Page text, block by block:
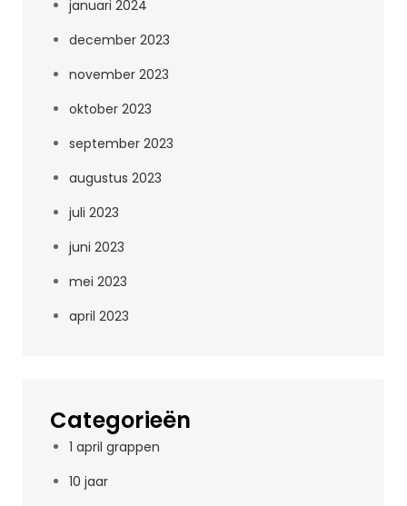
januari 2024
december 2023
november 2023
oktober 2023
september 2023
augustus 2023
juli 2023
juni 2023
mei 2023
april 2023
Categorieën
1 april grappen
10 jaar